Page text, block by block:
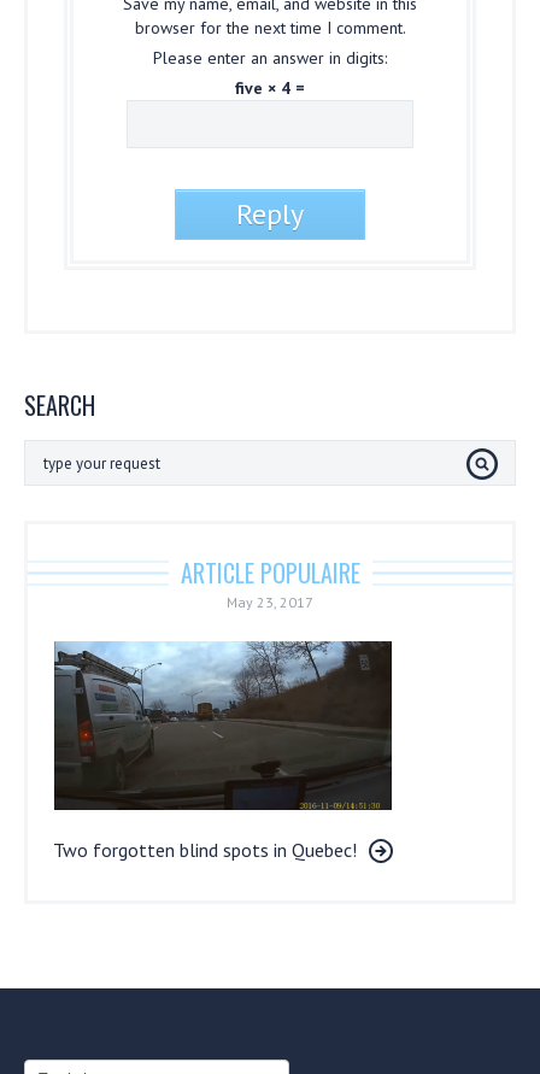
browser for the next time I comment.
Please enter an answer in digits:
five × 4 =
SEARCH
ARTICLE POPULAIRE
May 23, 2017
Two forgotten blind spots in Quebec!